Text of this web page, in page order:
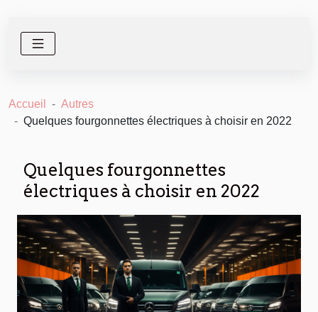
Accueil
Autres
Quelques fourgonnettes électriques à choisir en 2022
Quelques fourgonnettes
électriques à choisir en 2022